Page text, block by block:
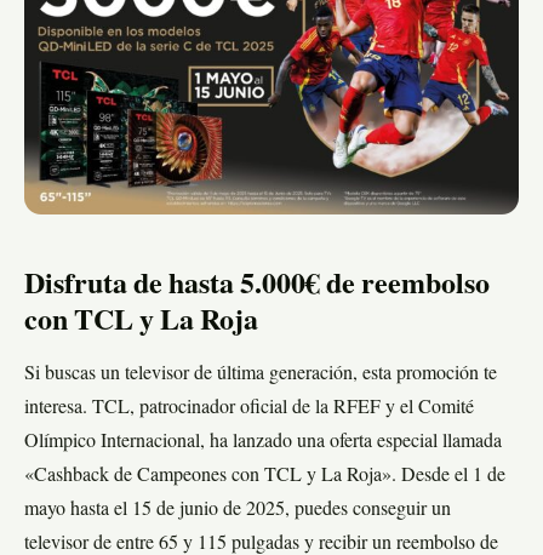
Disfruta de hasta 5.000€ de reembolso
con TCL y La Roja
Si buscas un televisor de última generación, esta promoción te
interesa. TCL, patrocinador oficial de la RFEF y el Comité
Olímpico Internacional, ha lanzado una oferta especial llamada
«Cashback de Campeones con TCL y La Roja». Desde el 1 de
mayo hasta el 15 de junio de 2025, puedes conseguir un
televisor de entre 65 y 115 pulgadas y recibir un reembolso de